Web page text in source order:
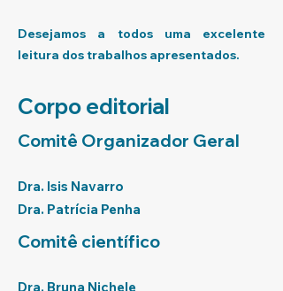
Desejamos a todos uma excelente
leitura dos trabalhos apresentados.
Corpo editorial
Comitê Organizador Geral
Dra. Isis Navarro
Dra. Patrícia Penha
Comitê científico
Dra. Bruna Nichele